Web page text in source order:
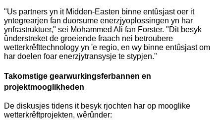
"Us partners yn it Midden-Easten binne entûsjast oer it
yntegrearjen fan duorsume enerzjyoplossingen yn har
ynfrastruktuer," sei Mohammed Ali fan Forster. "Dit besyk
ûnderstreket de groeiende fraach nei betroubere
wetterkrêfttechnology yn 'e regio, en wy binne entûsjast om
har doelen foar enerzjytransysje te stypjen."
Takomstige gearwurkingsferbannen en
projektmooglikheden
De diskusjes tidens it besyk rjochten har op mooglike
wetterkrêftprojekten, wêrûnder: